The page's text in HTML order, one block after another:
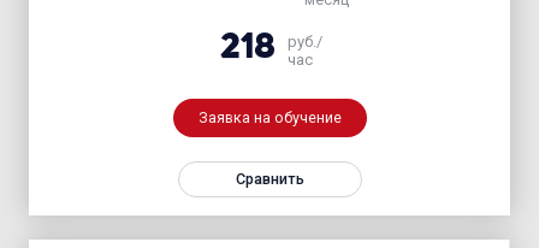
218
руб./
час
Заявка на обучение
Сравнить